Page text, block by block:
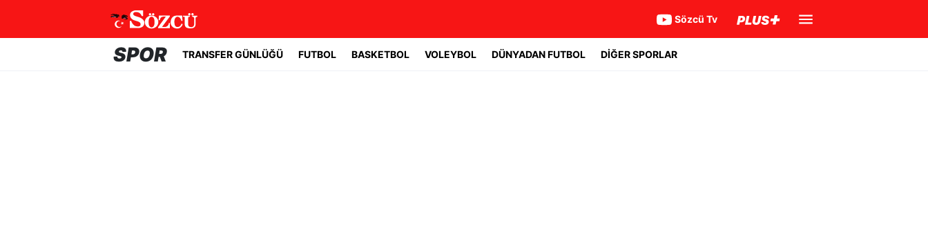
Sözcü Tv
SPOR TRANSFER GÜNLÜĞÜ FUTBOL BASKETBOL VOLEYBOL DÜNYADAN FUTBOL DİĞER SPORLAR